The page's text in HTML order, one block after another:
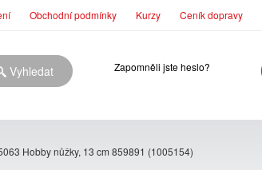
Obchodní podmínky Kurzy Ceník dopravy
Zapomněli jste heslo?
Hobby nůžky, 13 cm 859891 (1005154)